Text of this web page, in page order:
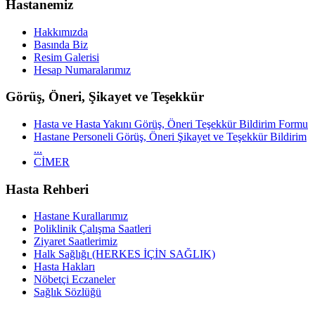
Hastanemiz
Hakkımızda
Basında Biz
Resim Galerisi
Hesap Numaralarımız
Görüş, Öneri, Şikayet ve Teşekkür
Hasta ve Hasta Yakını Görüş, Öneri Teşekkür Bildirim Formu
Hastane Personeli Görüş, Öneri Şikayet ve Teşekkür Bildirim
...
CİMER
Hasta Rehberi
Hastane Kurallarımız
Poliklinik Çalışma Saatleri
Ziyaret Saatlerimiz
Halk Sağlığı (HERKES İÇİN SAĞLIK)
Hasta Hakları
Nöbetçi Eczaneler
Sağlık Sözlüğü